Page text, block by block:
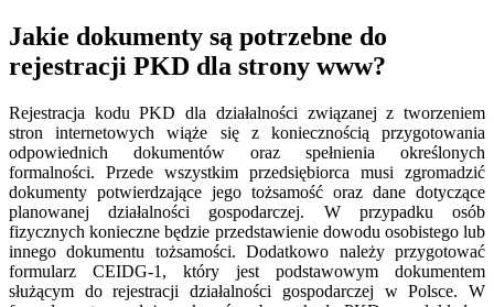
Jakie dokumenty są potrzebne do
rejestracji PKD dla strony www?
Rejestracja kodu PKD dla działalności związanej z tworzeniem
stron internetowych wiąże się z koniecznością przygotowania
odpowiednich dokumentów oraz spełnienia określonych
formalności. Przede wszystkim przedsiębiorca musi zgromadzić
dokumenty potwierdzające jego tożsamość oraz dane dotyczące
planowanej działalności gospodarczej. W przypadku osób
fizycznych konieczne będzie przedstawienie dowodu osobistego lub
innego dokumentu tożsamości. Dodatkowo należy przygotować
formularz CEIDG-1, który jest podstawowym dokumentem
służącym do rejestracji działalności gospodarczej w Polsce. W